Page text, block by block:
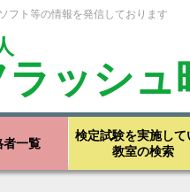
フト等の情報を発信しております
ラッシ
者一覧
検定試験を実施して
教室の検索